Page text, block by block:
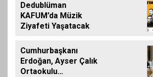
Dedublüman
KAFUM’da Müzik
Ziyafeti Yaşatacak
Cumhurbaşkanı
Erdoğan, Ayser Çalık
Ortaokulu